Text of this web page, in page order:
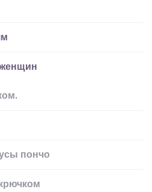
пончо